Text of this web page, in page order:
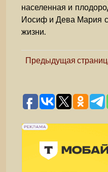
населенная и
Иосиф и Дева Мария
жизни.
Предыдущая